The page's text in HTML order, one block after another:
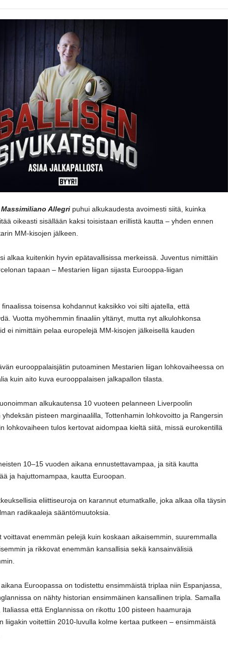
Massimiliano Allegripuhui alkukaudesta avoimesti siitä, kuinka
oikeasti sisällään kaksi toisistaan erillistä kautta – yhden ennen
MM-kisojen jälkeen.
alkaa kuitenkin hyvin epätavallisissa merkeissä. Juventus nimittäin
tapaan – Mestarien liigan sijasta Eurooppa-liigan
toisensa kohdannut kaksikko voi silti ajatella, että
Vuotta myöhemmin finaaliin yltänyt, mutta nyt alkulohkonsa
ei nimittäin pelaa europelejä MM-kisojen jälkeisellä kauden
eurooppalaisjätin putoaminen Mestarien liigan lohkovaiheessa on
kuin aito kuva eurooppalaisen jalkapallon tilasta.
alkukautensa 10 vuoteen pelanneen Liverpoolin
pisteen marginaalilla, Tottenhamin lohkovoitto ja Rangersin
lohkovaiheen tulos kertovat aidompaa kieltä siitä, missä eurokentillä
10–15 vuoden aikana ennustettavampaa, ja sitä kautta
ja hajuttomampaa, kautta Euroopan.
eliittiseuroja on karannut etumatkalle, joka alkaa olla täysin
radikaaleja sääntömuutoksia.
voittavat enemmän pelejä kuin koskaan aikaisemmin, suuremmalla
ja rikkovat enemmän kansallisia sekä kansainvälisiä
Euroopassa on todistettu ensimmäistä triplaa niin Espanjassa,
on nähty historian ensimmäinen kansallinen tripla. Samalla
että Englannissa on rikottu 100 pisteen haamuraja
liigakin voitettiin 2010-luvulla kolme kertaa putkeen – ensimmäistä